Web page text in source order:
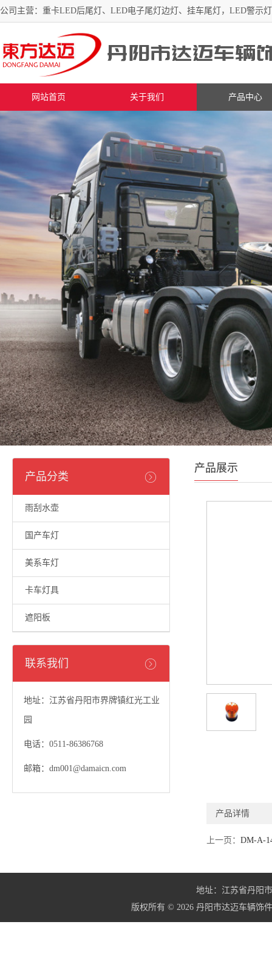
公司主营：重卡LED后尾灯、LED电子尾灯边灯、挂车尾灯，LED警示
网站首页 关于我们 产品中心
产品分类
雨刮水壶
国产车灯
美系车灯
卡车灯具
遮阳板
联系我们
地址：江苏省丹阳市界牌镇红光工业
园
电话：0511-86386768
邮箱：dm001@damaicn.com
产品展示
产品详情
上一页： DM-A-
地址：江苏省丹阳
版权所有 © 2026 丹阳市达迈车辆饰